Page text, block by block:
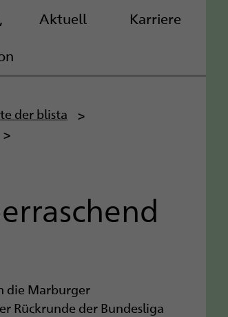
Aktuell Karriere
der blista
die Marburger
Rückrunde der Bundesliga